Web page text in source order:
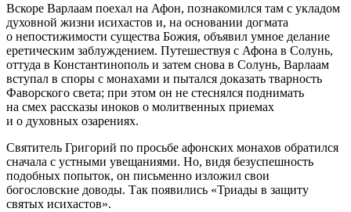
Вскоре Варлаам поехал на Афон, познакомился там с укладом
духовной жизни исихастов и, на основании догмата
о непостижимости существа Божия, объявил умное делание
еретическим заблуждением. Путешествуя с Афона в Солунь,
оттуда в Константинополь и затем снова в Солунь, Варлаам
вступал в споры с монахами и пытался доказать тварность
Фаворского света; при этом он не стеснялся поднимать
на смех рассказы иноков о молитвенных приемах
и о духовных озарениях.
Святитель Григорий по просьбе афонских монахов обратился
сначала с устными увещаниями. Но, видя безуспешность
подобных попыток, он письменно изложил свои
богословские доводы. Так появились «Триады в защиту
святых исихастов».